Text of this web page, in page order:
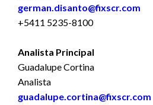
german.disanto@fixscr.com
+5411 5235-8100
Analista Principal
Guadalupe Cortina
Analista
guadalupe.cortina@fixscr.com